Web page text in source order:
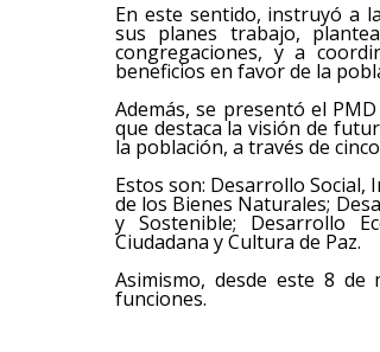
En este sentido, instruyó a
sus planes trabajo,
congregaciones, y a
beneficios en favor de la
Además, se presentó el
que destaca la visión de
la población, a través de
Estos son: Desarrollo Social,
de los Bienes Naturales;
y Sostenible; Desarrollo
Ciudadana y Cultura de Paz.
Asimismo, desde este 8 de
funciones.